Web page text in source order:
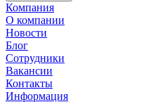
Компания
О компании
Новости
Блог
Сотрудники
Вакансии
Контакты
Информация